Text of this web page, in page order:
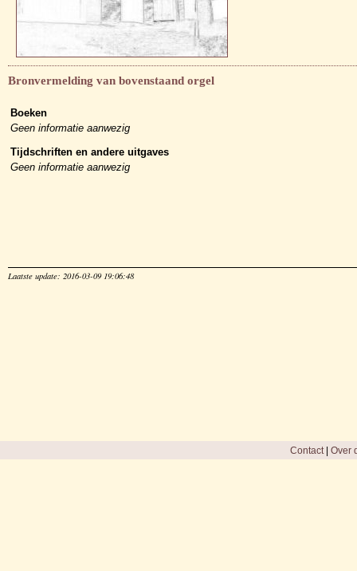
Bronvermelding van bovenstaand orgel
Boeken
Geen informatie aanwezig
Tijdschriften en andere uitgaves
Geen informatie aanwezig
Laatste update: 2016-03-09 19:06:48
Contact| Over